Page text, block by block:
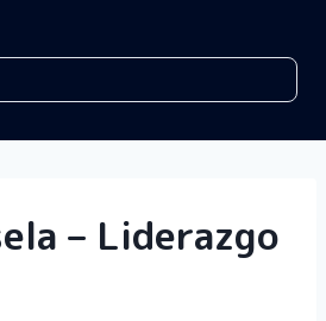
– Liderazgo